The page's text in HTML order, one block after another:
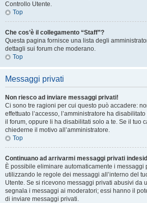
Controllo Utente.
Top
Che cos’è il collegamento “Staff”?
Questa pagina fornisce una lista degli
dettagli sui forum che moderano.
Top
Messaggi privati
Non riesco ad inviare messaggi privati!
Ci sono tre ragioni per cui questo può accadere:
effettuato l’accesso, l’amministratore ha
il forum, oppure li ha disabilitati solo a te. Se il tuo
chiederne il motivo all’amministratore.
Top
Continuano ad arrivarmi messaggi privati
È possibile eliminare automaticamente i messaggi
utilizzando le regole dei messaggi all’interno del
Utente. Se si ricevono messaggi privati ​​abusivi da
segnala i messaggi ai moderatori; essi hanno il
di inviare messaggi privati​​.